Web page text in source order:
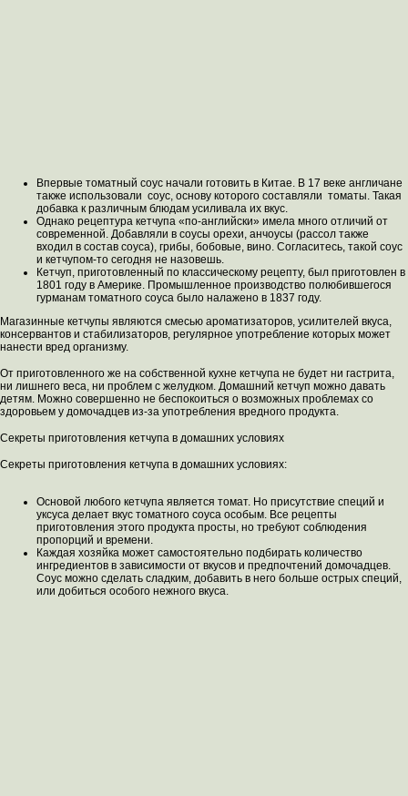
Впервые томатный соус начали готовить в Китае. В 17 веке англичане
также использовали соус, основу которого составляли томаты. Такая
добавка к различным блюдам усиливала их вкус.
Однако рецептура кетчупа «по-английски» имела много отличий от
современной. Добавляли в соусы орехи, анчоусы (рассол также
входил в состав соуса), грибы, бобовые, вино. Согласитесь, такой соус
и кетчупом-то сегодня не назовешь.
Кетчуп, приготовленный по классическому рецепту, был приготовлен в
1801 году в Америке. Промышленное производство полюбившегося
гурманам томатного соуса было налажено в 1837 году.
Магазинные кетчупы являются смесью ароматизаторов, усилителей вкуса,
консервантов и стабилизаторов, регулярное употребление которых может
нанести вред организму.
От приготовленного же на собственной кухне кетчупа не будет ни гастрита,
ни лишнего веса, ни проблем с желудком. Домашний кетчуп можно давать
детям. Можно совершенно не беспокоиться о возможных проблемах со
здоровьем у домочадцев из-за употребления вредного продукта.
Секреты приготовления кетчупа в домашних условиях
Секреты приготовления кетчупа в домашних условиях:
Основой любого кетчупа является томат. Но присутствие специй и
уксуса делает вкус томатного соуса особым. Все рецепты
приготовления этого продукта просты, но требуют соблюдения
пропорций и времени.
Каждая хозяйка может самостоятельно подбирать количество
ингредиентов в зависимости от вкусов и предпочтений домочадцев.
Соус можно сделать сладким, добавить в него больше острых специй,
или добиться особого нежного вкуса.